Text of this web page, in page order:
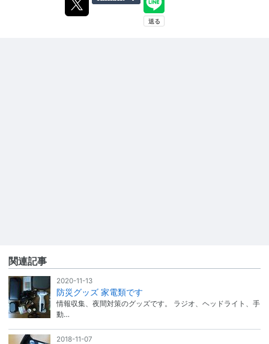
関連記事
2020-11-13
防災グッズ 家電類です
情報収集、夜間対策のグッズです。 ラジオ、ヘッドライト、手
動…
2018-11-07